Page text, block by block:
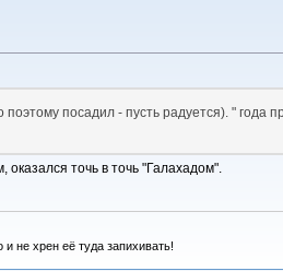
поэтому посадил - пусть радуется). " года
точь в точь "Галахадом".
не хрен её туда запихивать!